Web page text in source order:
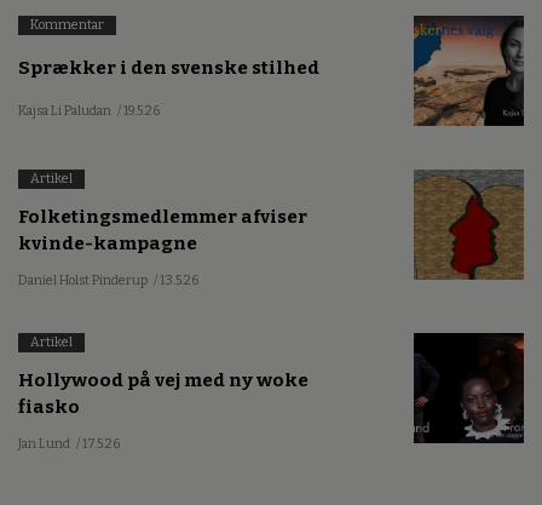
Kommentar
Sprækker i den svenske stilhed
Kajsa Li Paludan / 19.5.26
Artikel
Folketingsmedlemmer afviser
kvinde-kampagne
Daniel Holst Pinderup / 13.5.26
Artikel
Hollywood på vej med ny woke
fiasko
Jan Lund / 17.5.26